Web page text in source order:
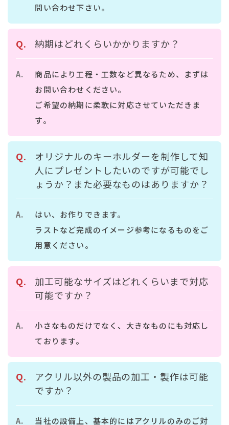
問い合わせ下さい。
納期はどれくらいかかりますか？
商品により工程・工数など異なるため、まずは
お問い合わせください。
ご希望の納期に柔軟に対応させていただきま
す。
オリジナルのキーホルダーを制作して知
人にプレゼントしたいのですが可能でし
ょうか？また必要なものはありますか？
はい、お作りできます。
ラストなど完成のイメージ参考になるものをご
用意ください。
加工可能なサイズはどれくらいまで対応
可能ですか？
小さなものだけでなく、大きなものにも対応し
ております。
アクリル以外の製品の加工・製作は可能
ですか？
当社の設備上、基本的にはアクリルのみのご対